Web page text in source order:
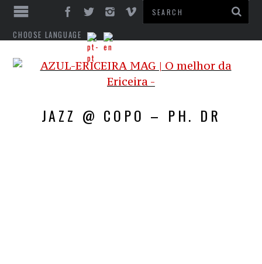
CHOOSE LANGUAGE
JAZZ @ COPO – PH. DR